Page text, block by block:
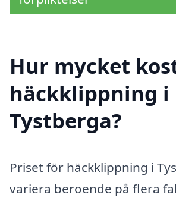
Hur mycket
häckklippning i
Tystberga?
Priset för häckklippning i
variera beroende på flera